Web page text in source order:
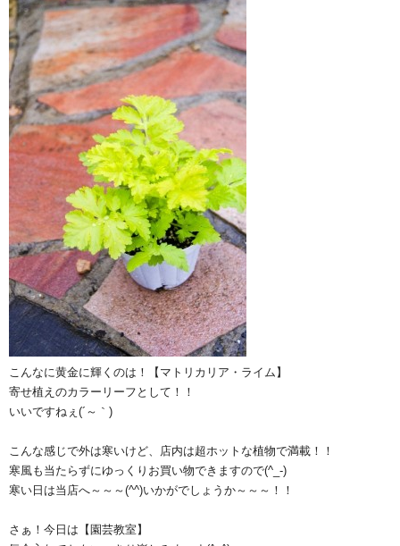
こんなに黄金に輝くのは！【マトリカリア・ライム】
寄せ植えのカラーリーフとして！！
いいですねぇ(´～｀)
こんな感じで外は寒いけど、店内は超ホットな植物で満載！！
寒風も当たらずにゆっくりお買い物できますので(^_-)
寒い日は当店へ～～～(^^)いかがでしょうか～～～！！
さぁ！今日は【園芸教室】